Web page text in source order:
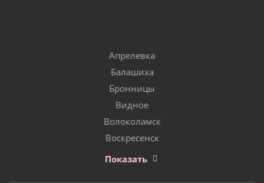
Апрелевка
Балашиха
Бронницы
Видное
Волоколамск
Воскресенск
Показать